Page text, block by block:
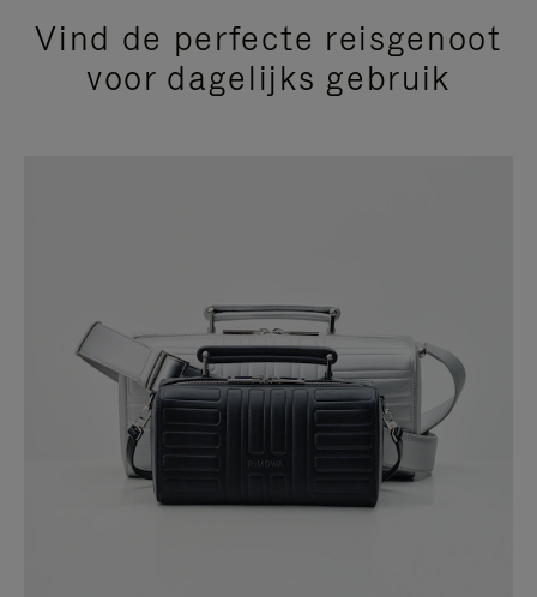
Vind de perfecte reisgenoot
voor dagelijks gebruik